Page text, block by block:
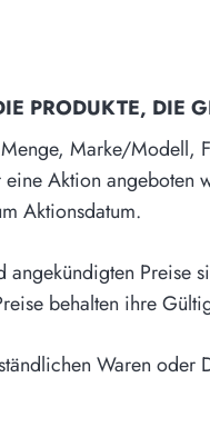
PRODUKTE, DIE
Marke/Modell,
Aktion
Aktionsdatum.
Preise
behalten ihre
Waren